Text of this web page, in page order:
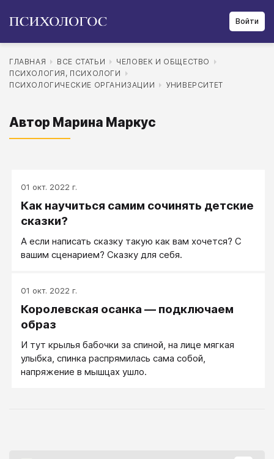
Войти
ГЛАВНАЯ ВСЕ СТАТЬИ
ЧЕЛОВЕК И ОБЩЕСТВО
ПСИХОЛОГИЯ, ПСИХОЛОГИ
ПСИХОЛОГИЧЕСКИЕ ОРГАНИЗАЦИИ
УНИВЕРСИТЕТ
Автор Марина Маркус
01 окт. 2022 г.
Как научиться самим сочинять детские
сказки?
А если написать сказку такую как вам хочется? С
вашим сценарием? Сказку для себя.
01 окт. 2022 г.
Королевская осанка — подключаем
образ
И тут крылья бабочки за спиной, на лице мягкая
улыбка, спинка распрямилась сама собой,
напряжение в мышцах ушло.